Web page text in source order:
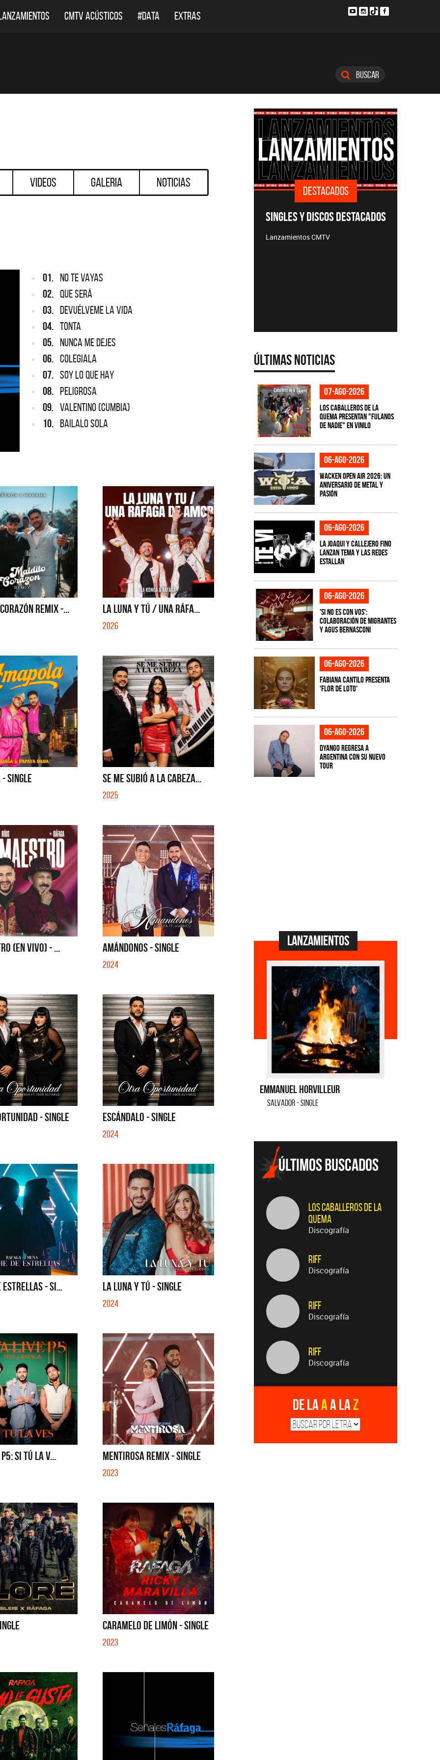
CMTV ACÚSTICOS #DATA EXTRAS
Buscar
Videos Galeria Noticias
01. NO TE VAYAS
02. QUE SERÁ
03. DEVUÉLVEME LA VIDA
04. TONTA
05. NUNCA ME DEJES
06. COLEGIALA
07. SOY LO QUE HAY
08. PELIGROSA
09. VALENTINO (CUMBIA)
10. BAILALO SOLA
REMIX -... LA LUNA Y TÚ / UNA RÁFA...
2026
SINGLE SE ME SUBIÓ A LA CABEZA...
2025
(EN VIVO) - ... AMÁNDONOS - SINGLE
2024
- SINGLE ESCÁNDALO - SINGLE
2024
ESTRELLAS - SI... LA LUNA Y TÚ - SINGLE
2024
SI TÚ LA V... MENTIROSA REMIX - SINGLE
2023
CARAMELO DE LIMÓN - SINGLE
2023
DESTACADOS DESTACADOS
SINGLES Y DISCOS DESTACADOS
DESTACADOS
CMTV ACÚSTICO: TODAS
Últimas Noticias
07-ago-2026
Los Caballeros de la
Quema presentan "Fulanos
de Nadie" en vinilo
06-ago-2026
Wacken Open Air 2026: Un
aniversario de metal y
pasión
06-ago-2026
La Joaqui y Callejero Fino
lanzan tema y las redes
estallan
06-ago-2026
'Si No Es Con Vos':
colaboración de Migrantes
y Agus Bernasconi
06-ago-2026
Fabiana Cantilo presenta
'Flor de Loto'
06-ago-2026
Dyango regresa a
Argentina con su nuevo
tour
Lanzamientos
Migrantes
SI NO ES CON VOS - SINGLE
Emmanuel Horvilleur
SALVADOR - SINGLE
Fabiana Cantilo
FLOR DE LOTO - SINGLE
Los Caballeros de la
Quema
Discografía
Riff
Discografía
Riff
Discografía
Riff
Discografía
De laAa laZ